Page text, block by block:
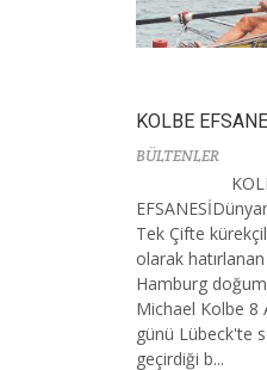
KOLBE
BÜLTENLER
Tek Çifte
olarak
Hamburg
Michael Kolbe 8
günü Lübeck'te
geçirdiği b...